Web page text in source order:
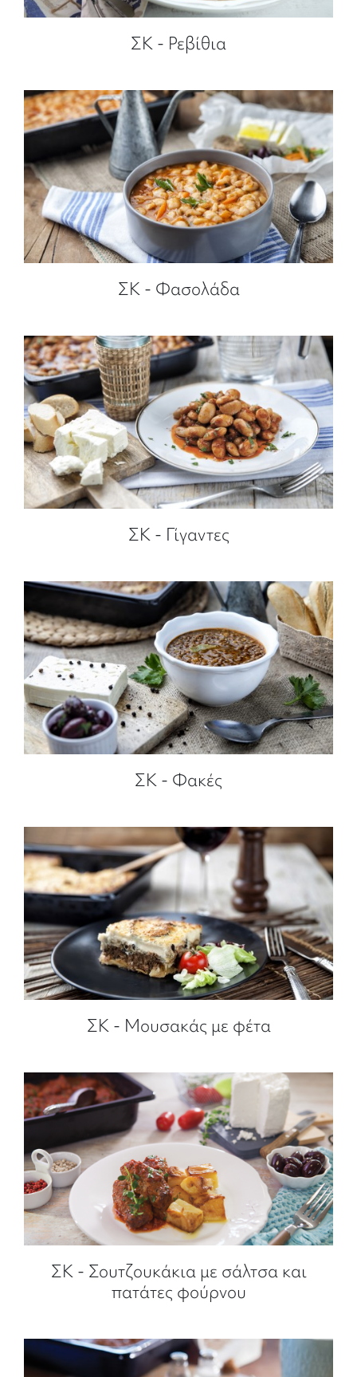
ΣΚ - Ρεβίθια
ΣΚ - Φασολάδα
ΣΚ - Γίγαντες
ΣΚ - Φακές
ΣΚ - Μουσακάς με φέτα
ΣΚ - Σουτζουκάκια με σάλτσα και
πατάτες φούρνου